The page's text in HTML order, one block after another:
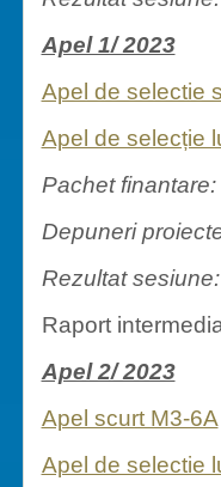
Apel 1/ 2023
Apel de selectie
Apel de selecție
Pachet finantare:
Depuneri
Rezultat
Raport
Apel 2/ 2023
Apel scurt M3-6A
Apel de selectie